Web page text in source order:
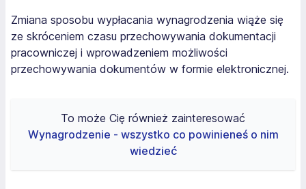
Zmiana sposobu wypłacania wynagrodzenia wiąże się
ze skróceniem czasu przechowywania dokumentacji
pracowniczej i wprowadzeniem możliwości
przechowywania dokumentów w formie elektronicznej.
To może Cię również zainteresować
Wynagrodzenie - wszystko co powinieneś o nim
wiedzieć